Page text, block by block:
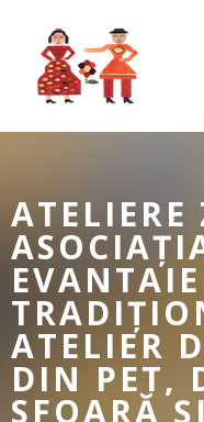
ATELIERE
ATELIER
DIN PET,
SFOARĂ